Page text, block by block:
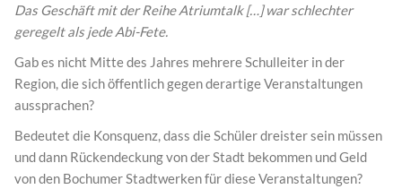
Das Geschäft mit der Reihe Atriumtalk […] war schlechter
geregelt als jede Abi-Fete.
Gab es nicht Mitte des Jahres mehrere Schulleiter in der
Region, die sich öffentlich gegen derartige Veranstaltungen
aussprachen?
Bedeutet die Konsquenz, dass die Schüler dreister sein müssen
und dann Rückendeckung von der Stadt bekommen und Geld
von den Bochumer Stadtwerken für diese Veranstaltungen?